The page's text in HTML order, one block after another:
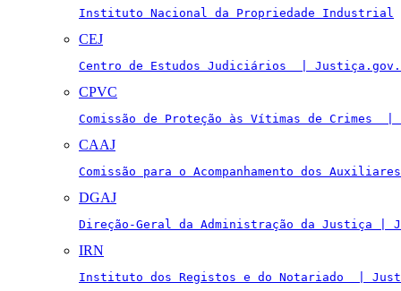
Instituto Nacional da Propriedade Industrial
CEJ
Centro de Estudos Judiciários  |
CPVC
Comissão de Proteção às Vítimas de Crimes
CAAJ
Comissão para o Acompanhamento dos
DGAJ
Direção-Geral da Administração da Justiça |
IRN
Instituto dos Registos e do Notariado  |